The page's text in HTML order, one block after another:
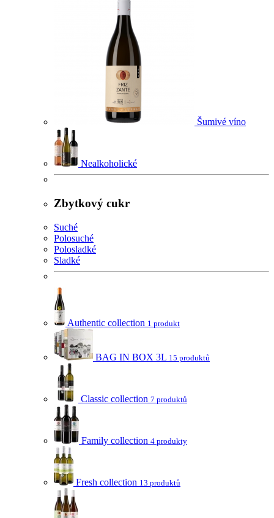
Šumivé víno
Nealkoholické
Zbytkový cukr
Suché
Polosuché
Polosladké
Sladké
Authentic collection 1 produkt
BAG IN BOX 3L 15 produktů
Classic collection 7 produktů
Family collection 4 produkty
Fresh collection 13 produktů